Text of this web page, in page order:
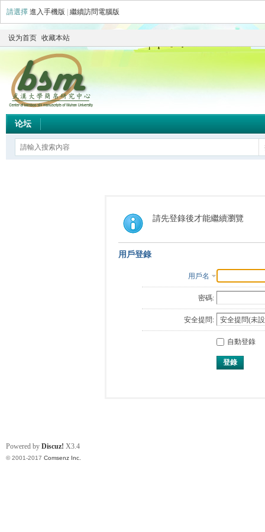
請選擇 進入手機版 繼續訪問電腦版
设为首页 收藏本站
论坛
請先登錄後才能繼續瀏覽
用戶登錄
用戶名
密碼:
安全提問:
自動登錄
登錄
Powered by Discuz! X3.4
© 2001-2017 Comsenz Inc.